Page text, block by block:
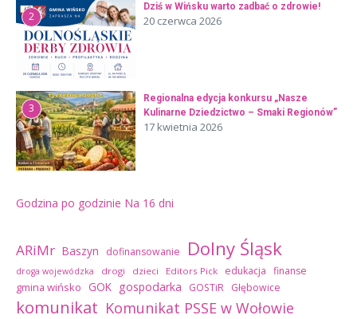
2
Dziś w Wińsku warto zadbać o zdrowie!
20 czerwca 2026
3
Regionalna edycja konkursu „Nasze
Kulinarne Dziedzictwo – Smaki Regionów”
17 kwietnia 2026
Godzina po godzinie Na 16 dni
ARiMr Baszyn dofinansowanie Dolny Śląsk
droga wojewódzka drogi dzieci Editors Pick edukacja finanse
gmina wińsko GOK gospodarka GOSTiR Głębowice
komunikat Komunikat PSSE w Wołowie